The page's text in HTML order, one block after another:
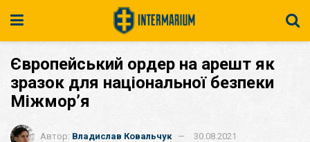
Європейський ордер на арешт як
зразок для національної безпеки
Міжмор’я
Автор: Владислав Ковальчук 30.08.2021